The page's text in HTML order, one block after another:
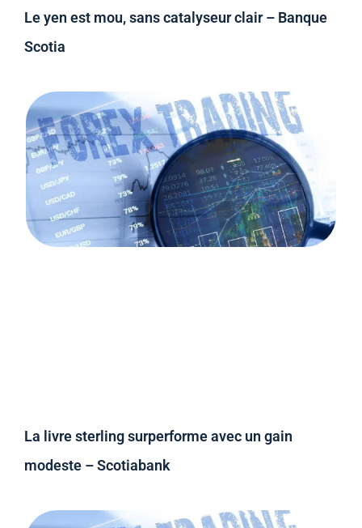
Le yen est mou, sans catalyseur clair – Banque
Scotia
La livre sterling surperforme avec un gain
modeste – Scotiabank